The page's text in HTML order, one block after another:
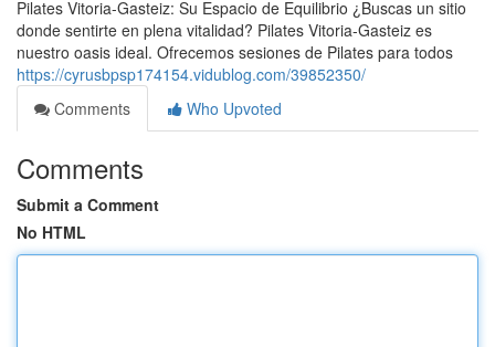
Pilates Vitoria-Gasteiz: Su Espacio de Equilibrio ¿Buscas un sitio
donde sentirte en plena vitalidad? Pilates Vitoria-Gasteiz es
nuestro oasis ideal. Ofrecemos sesiones de Pilates para todos
https://cyrusbpsp174154.vidublog.com/39852350/
Comments
Who Upvoted
Comments
Submit a Comment
No HTML